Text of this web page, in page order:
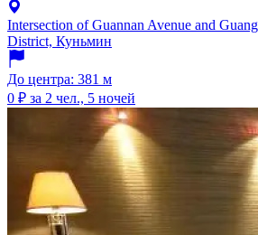
Intersection of Guannan Avenue and
District, Куньмин
До центра: 381 м
0 ₽ за 2 чел., 5 ночей